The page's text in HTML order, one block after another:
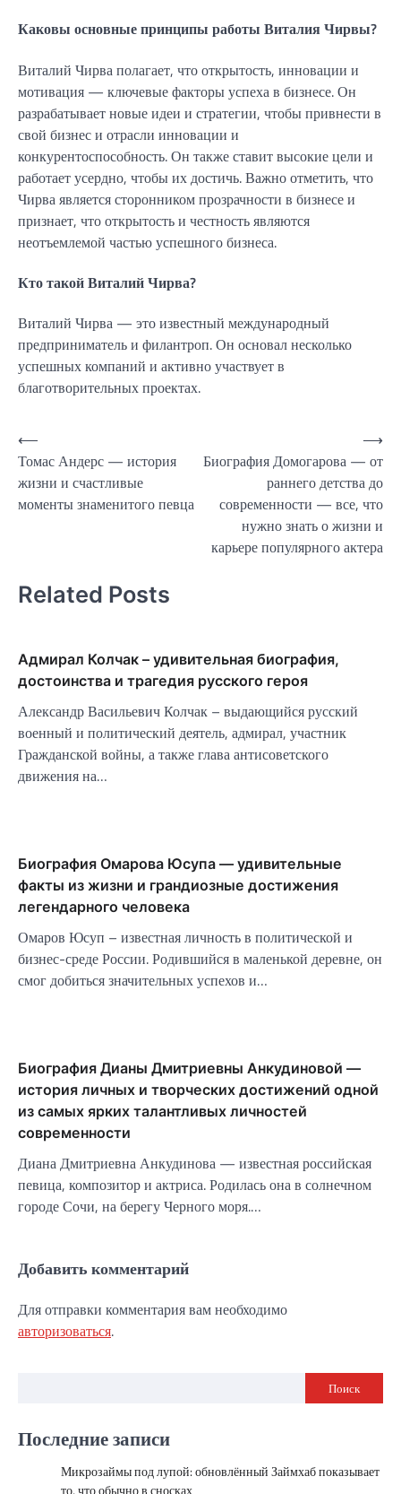
Каковы основные принципы работы Виталия Чирвы?
Виталий Чирва полагает, что открытость, инновации и
мотивация — ключевые факторы успеха в бизнесе. Он
разрабатывает новые идеи и стратегии, чтобы привнести в
свой бизнес и отрасли инновации и
конкурентоспособность. Он также ставит высокие цели и
работает усердно, чтобы их достичь. Важно отметить, что
Чирва является сторонником прозрачности в бизнесе и
признает, что открытость и честность являются
неотъемлемой частью успешного бизнеса.
Кто такой Виталий Чирва?
Виталий Чирва — это известный международный
предприниматель и филантроп. Он основал несколько
успешных компаний и активно участвует в
благотворительных проектах.
Навигация
по
записям
⟵
Томас Андерс — история
жизни и счастливые
моменты знаменитого певца
Биография Домогарова — от
раннего детства до
современности — все, что
нужно знать о жизни и
карьере популярного актера
⟶
Related Posts
Адмирал Колчак – удивительная биография,
достоинства и трагедия русского героя
Александр Васильевич Колчак – выдающийся русский
военный и политический деятель, адмирал, участник
Гражданской войны, а также глава антисоветского
движения на…
Биография Омарова Юсупа — удивительные
факты из жизни и грандиозные достижения
легендарного человека
Омаров Юсуп – известная личность в политической и
бизнес-среде России. Родившийся в маленькой деревне, он
смог добиться значительных успехов и…
Биография Дианы Дмитриевны Анкудиновой —
история личных и творческих достижений одной
из самых ярких талантливых личностей
современности
Диана Дмитриевна Анкудинова — известная российская
певица, композитор и актриса. Родилась она в солнечном
городе Сочи, на берегу Черного моря.…
Добавить комментарий
Для отправки комментария вам необходимо
авторизоваться.
Поиск
Последние записи
Микрозаймы под лупой: обновлённый Займхаб показывает
то, что обычно в сносках